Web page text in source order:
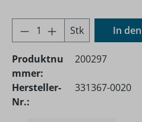
Produkt Anzahl:
Stk In
Produktnu
mmer:
200297
Hersteller-
Nr.:
331367-0020